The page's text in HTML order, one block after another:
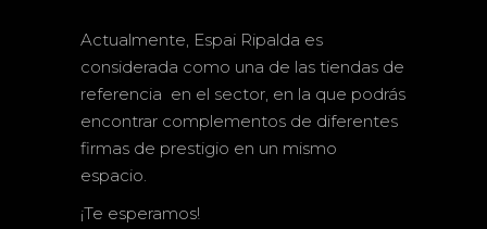
Actualmente, Espai Ripalda es
considerada como una de las tiendas de
referencia en el sector, en la que podrás
encontrar complementos de diferentes
firmas de prestigio en un mismo
espacio.
¡Te esperamos!